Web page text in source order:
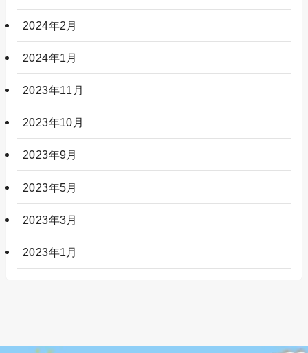
2024年2月
2024年1月
2023年11月
2023年10月
2023年9月
2023年5月
2023年3月
2023年1月